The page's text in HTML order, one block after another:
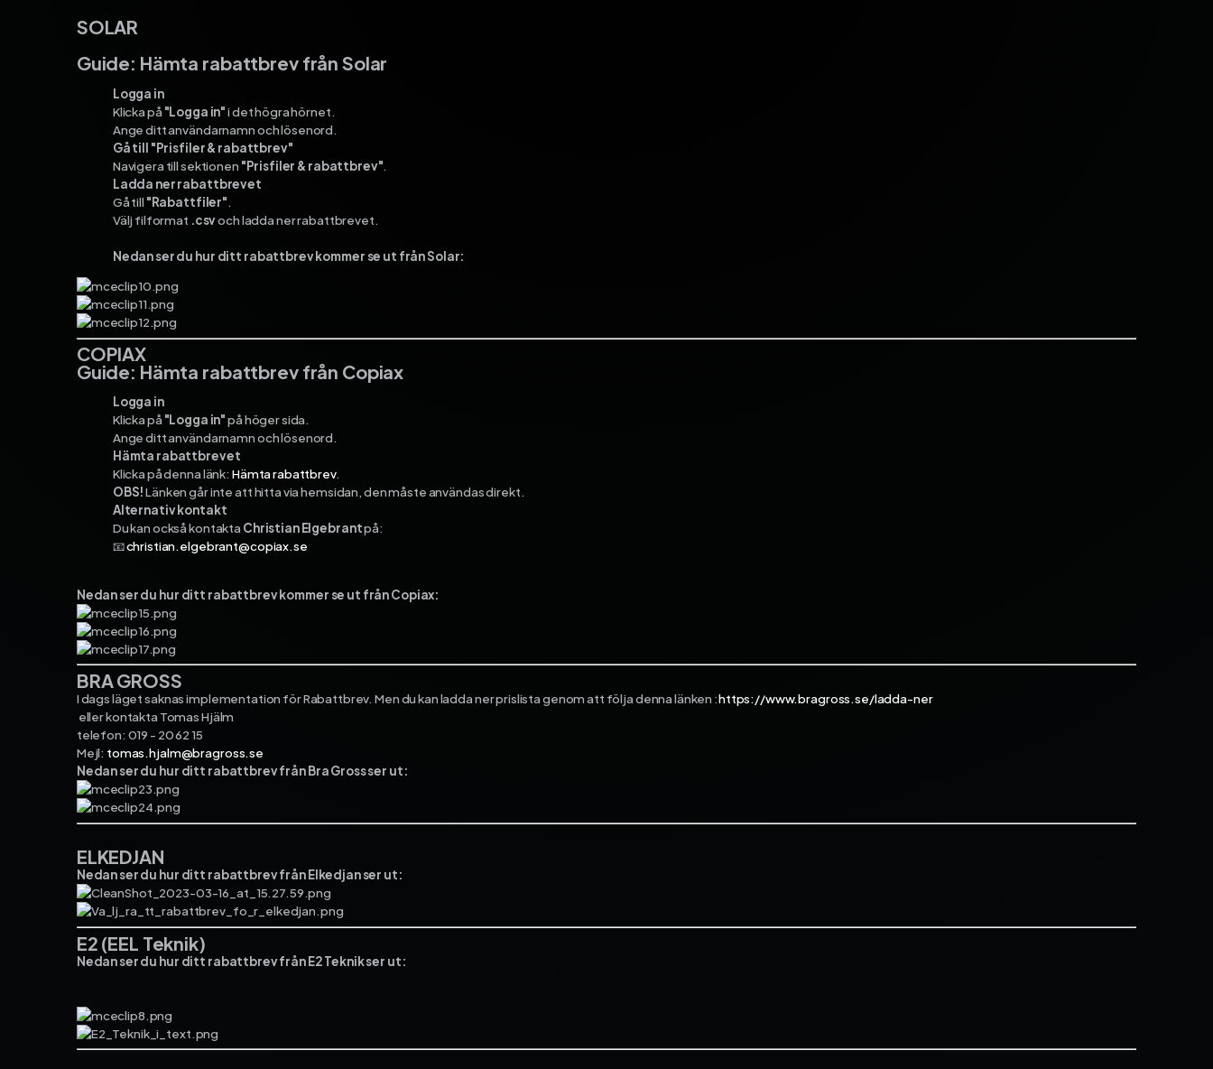
SOLAR
Guide: Hämta rabattbrev från Solar
Logga in
Klicka på "Logga in"i det högra hörnet.
Ange ditt användarnamn och lösenord.
Gå till "Prisfiler & rabattbrev"
Navigera till sektionen "Prisfiler & rabattbrev".
Ladda ner rabattbrevet
Gå till "Rabattfiler".
Välj filformat .csvoch ladda ner rabattbrevet.
Nedan ser du hur ditt rabattbrev kommer se ut från Solar:
COPIAX
Guide: Hämta rabattbrev från Copiax
Logga in
Klicka på "Logga in"på höger sida.
Ange ditt användarnamn och lösenord.
Hämta rabattbrevet
Klicka på denna länk: Hämta rabattbrev.
OBS!Länken går inte att hitta via hemsidan, den måste användas direkt.
Alternativ kontakt
Du kan också kontakta Christian Elgebrantpå:
📧christian.elgebrant@copiax.se
Nedan ser du hur ditt rabattbrev kommer se ut från Copiax:
BRA GROSS
I dags läget saknas implementation för Rabattbrev. Men du kan ladda ner prislista genom att följa denna länken :https://www.bragross.se/ladda-ner
eller kontakta Tomas Hjälm
telefon: 019 - 20 62 15
Mejl: tomas.hjalm@bragross.se
Nedan ser du hur ditt rabattbrev från Bra Gross ser ut:
ELKEDJAN
Nedan ser du hur ditt rabattbrev från Elkedjan ser ut:
E2 (EEL Teknik)
Nedan ser du hur ditt rabattbrev från E2 Teknik ser ut: